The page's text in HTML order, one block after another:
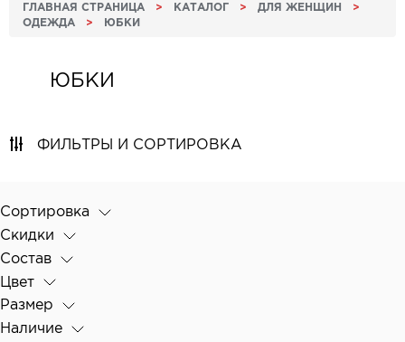
ГЛАВНАЯ СТРАНИЦА > КАТАЛОГ > ДЛЯ ЖЕНЩИН >
ОДЕЖДА > ЮБКИ
ЮБКИ
ФИЛЬТРЫ И СОРТИРОВКА
Сортировка
Скидки
Состав
Цвет
Размер
Наличие